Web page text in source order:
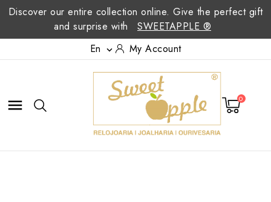
Discover our entire collection online. Give the perfect gift
and surprise with
SWEETAPPLE ®
En
 My Account
 0